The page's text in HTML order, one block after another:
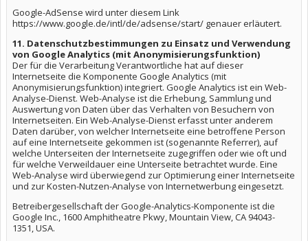
Google-AdSense wird unter diesem Link
https://www.google.de/intl/de/adsense/start/ genauer erläutert.
11. Datenschutzbestimmungen zu Einsatz und Verwendung
von Google Analytics (mit Anonymisierungsfunktion)
Der für die Verarbeitung Verantwortliche hat auf dieser
Internetseite die Komponente Google Analytics (mit
Anonymisierungsfunktion) integriert. Google Analytics ist ein Web-
Analyse-Dienst. Web-Analyse ist die Erhebung, Sammlung und
Auswertung von Daten über das Verhalten von Besuchern von
Internetseiten. Ein Web-Analyse-Dienst erfasst unter anderem
Daten darüber, von welcher Internetseite eine betroffene Person
auf eine Internetseite gekommen ist (sogenannte Referrer), auf
welche Unterseiten der Internetseite zugegriffen oder wie oft und
für welche Verweildauer eine Unterseite betrachtet wurde. Eine
Web-Analyse wird überwiegend zur Optimierung einer Internetseite
und zur Kosten-Nutzen-Analyse von Internetwerbung eingesetzt.
Betreibergesellschaft der Google-Analytics-Komponente ist die
Google Inc., 1600 Amphitheatre Pkwy, Mountain View, CA 94043-
1351, USA.